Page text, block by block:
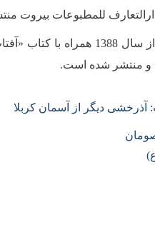
للمطبوعات بیروت
گفتنی است، این کتاب از
دیگر از آسمان كربلا